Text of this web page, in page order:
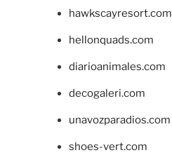
hawkscayresort.com
hellonquads.com
diarioanimales.com
decogaleri.com
unavozparadios.com
shoes-vert.com